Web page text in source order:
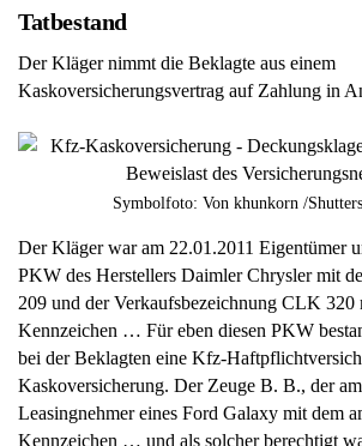
Tatbestand
Der Kläger nimmt die Beklagte aus einem
Kaskoversicherungsvertrag auf Zahlung in
Symbolfoto: Von khunkorn /
Der Kläger war am 22.01.2011 Eigentümer
PKW des Herstellers Daimler Chrysler mit
209 und der Verkaufsbezeichnung CLK 320
Kennzeichen … Für eben diesen PKW
bei der Beklagten eine Kfz-
Kaskoversicherung. Der Zeuge B. B., der
Leasingnehmer eines Ford Galaxy mit dem
Kennzeichen … und als solcher berechtigt